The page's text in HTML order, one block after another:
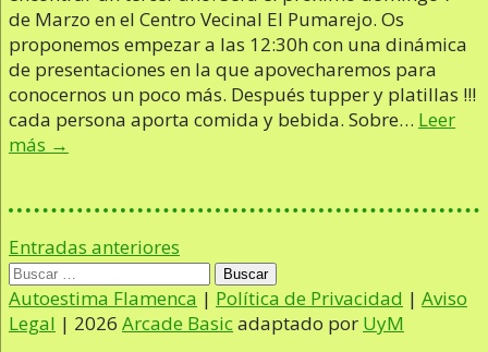
de Marzo en el Centro Vecinal El Pumarejo. Os
proponemos empezar a las 12:30h con una dinámica
de presentaciones en la que apovecharemos para
conocernos un poco más. Después tupper y platillas !!!
cada persona aporta comida y bebida. Sobre… Leer
más →
Navegación
de
entradas
Entradas anteriores
Buscar:
Autoestima Flamenca | Política de Privacidad | Aviso
Legal | 2026 Arcade Basicadaptado por UyM